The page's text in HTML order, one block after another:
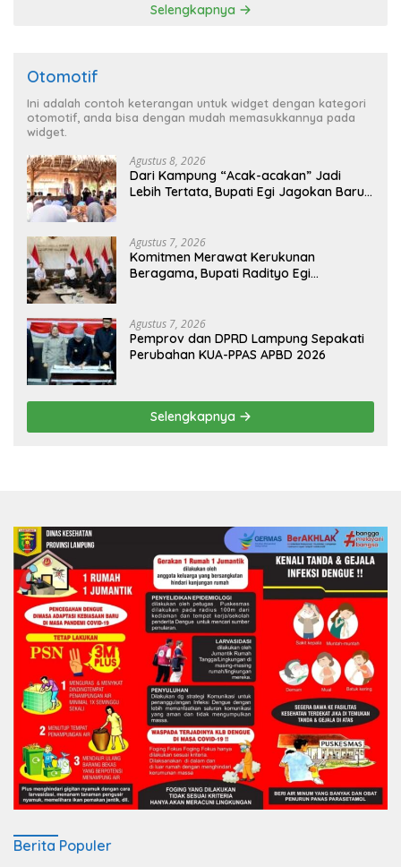
Selengkapnya
Otomotif
Ini adalah contoh keterangan untuk widget dengan kategori
otomotif, anda bisa dengan mudah memasukkannya pada
widget.
Agustus 8, 2026
Dari Kampung “Acak-acakan” Jadi
Lebih Tertata, Bupati Egi Jagokan Baru
Agustus 7, 2026
Komitmen Merawat Kerukunan
Beragama, Bupati Radityo Egi
Agustus 7, 2026
Pemprov dan DPRD Lampung Sepakati
Perubahan KUA-PPAS APBD 2026
Selengkapnya
Berita Populer